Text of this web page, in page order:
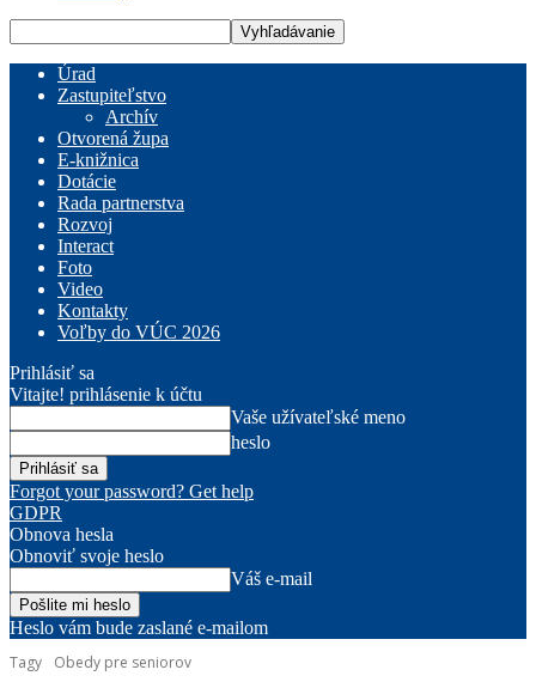
Úrad
Zastupiteľstvo
Archív
Otvorená župa
E-knižnica
Dotácie
Rada partnerstva
Rozvoj
Interact
Foto
Video
Kontakty
Voľby do VÚC 2026
Prihlásiť sa
Vitajte! prihlásenie k účtu
Vaše užívateľské meno
heslo
Forgot your password? Get help
GDPR
Obnova hesla
Obnoviť svoje heslo
Váš e-mail
Heslo vám bude zaslané e-mailom
Tagy
Obedy pre seniorov